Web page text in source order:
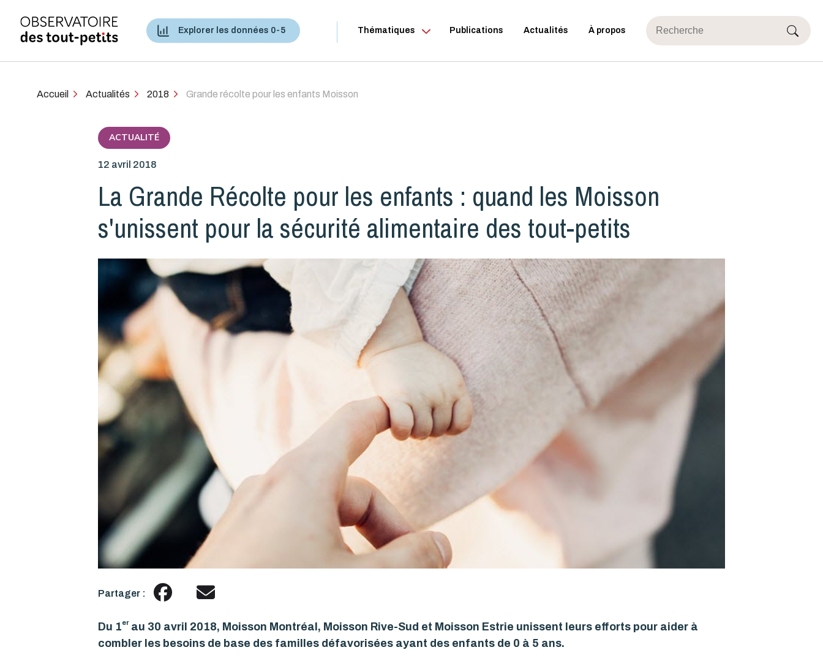
Thématiques
Explorer les données 0-5 Publications Actualités À propos
Accueil Actualités 2018 Grande récolte pour les enfants Moisson
ACTUALITÉ
12 avril 2018
La Grande Récolte pour les enfants : quand les Moisson
s'unissent pour la sécurité alimentaire des tout-petits
Partager :
Du 1er au 30 avril 2018, Moisson Montréal, Moisson Rive-Sud et Moisson Estrie unissent leurs efforts pour aider à
combler les besoins de base des familles défavorisées ayant des enfants de 0 à 5 ans.